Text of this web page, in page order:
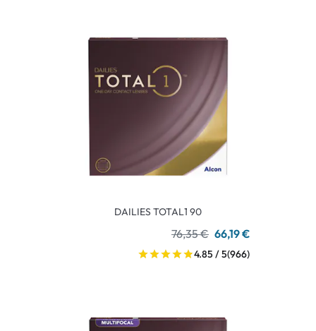
DAILIES TOTAL1 90
76,35 € 66,19 €
4.85 / 5(966)